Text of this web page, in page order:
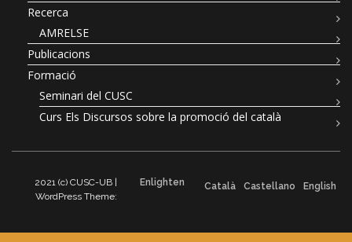
Recerca
AMRELSE
Publicacions
Formació
Seminari del CUSC
Curs Els Discursos sobre la promoció del català
2021 (c) CUSC-UB |
WordPress Theme:
Enlighten Català Castellano English